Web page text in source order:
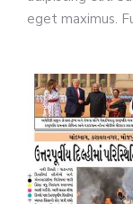
eget maximus.